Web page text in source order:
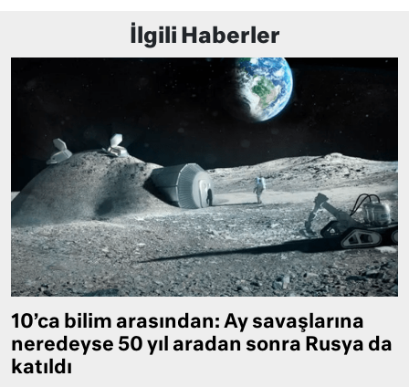
İlgili Haberler
10’ca bilim arasından: Ay savaşlarına
neredeyse 50 yıl aradan sonra Rusya da
katıldı